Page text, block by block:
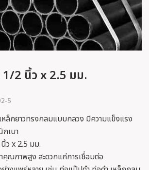
1/2 นิ้ว x 2.5 มม.
5
ล็กยาวทรงกลมแบบกลวง มีความแข็งแรง
เบา
ว x 2.5 มม.
คุณภาพสูง สะดวกแก่การเชื่อมต่อ